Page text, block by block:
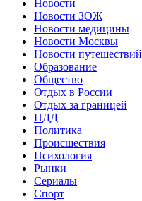
Новости
Новости ЗОЖ
Новости медицины
Новости Москвы
Новости путешествий
Образование
Общество
Отдых в России
Отдых за границей
ПДД
Политика
Происшествия
Психология
Рынки
Сериалы
Спорт